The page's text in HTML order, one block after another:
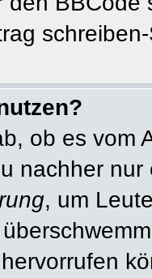
ob es vom
nachher
, um